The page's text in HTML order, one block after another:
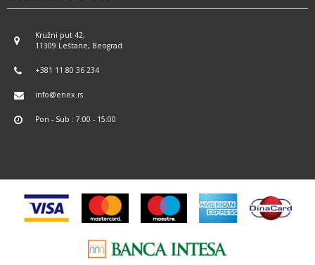
Kružni put 42,
11309 Leštane, Beograd
+381 11 80 36 234
info@enex.rs
Pon - Sub : 7:00 - 15:00